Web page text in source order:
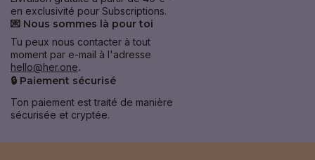
en exclusivité pour Subscriptions.
💌 Nous sommes là pour toi
Tu peux nous contacter à tout
moment par e-mail à l'adresse
hello@her.one.
🔒 Paiement sécurisé
Ton paiement est traité de manière
sécurisée et cryptée.